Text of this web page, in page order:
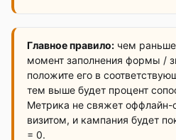
Главное правило: чем
момент заполнения формы /
положите его в
тем выше будет процент
Метрика не свяжет оффлайн-
визитом, и кампания будет
= 0.